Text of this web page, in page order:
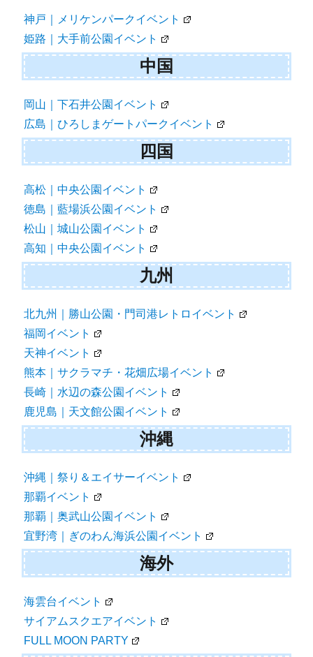
神戸｜メリケンパークイベント
姫路｜大手前公園イベント
中国
岡山｜下石井公園イベント
広島｜ひろしまゲートパークイベント
四国
高松｜中央公園イベント
徳島｜藍場浜公園イベント
松山｜城山公園イベント
高知｜中央公園イベント
九州
北九州｜勝山公園・門司港レトロイベント
福岡イベント
天神イベント
熊本｜サクラマチ・花畑広場イベント
長崎｜水辺の森公園イベント
鹿児島｜天文館公園イベント
沖縄
沖縄｜祭り＆エイサーイベント
那覇イベント
那覇｜奥武山公園イベント
宜野湾｜ぎのわん海浜公園イベント
海外
海雲台イベント
サイアムスクエアイベント
FULL MOON PARTY